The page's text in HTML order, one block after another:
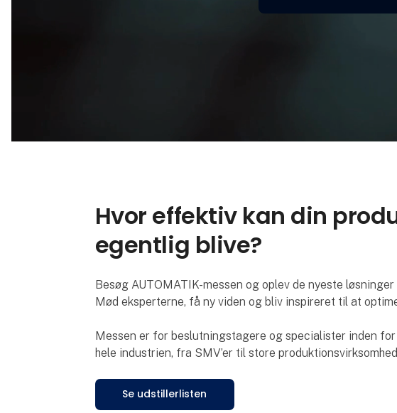
Hvor effektiv kan din
egentlig blive?
Besøg AUTOMATIK-messen og oplev de nyeste
Mød eksperterne, få ny viden og bliv inspireret til at
Messen er for beslutningstagere og specialister inden
hele industrien, fra SMV’er til store
Se udstillerlisten